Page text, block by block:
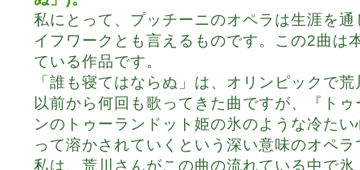
私にとって、プッチーニのオペラは生涯を
イフワークとも言えるものです。この2曲は
ている作品です。
「誰も寝てはならぬ」は、オリンピックで
以前から何回も歌ってきた曲ですが、『ト
ンのトゥーランドット姫の氷のような冷た
って溶かされていくという深い意味のオペラ
私は、荒川さんがこの曲の流れている中で